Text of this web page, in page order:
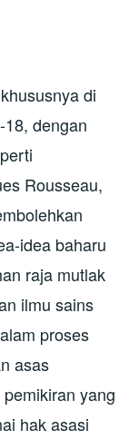
di
dengan
Rousseau,
idea baharu
raja mutlak
ilmu sains
proses
asas
yang
hak asasi